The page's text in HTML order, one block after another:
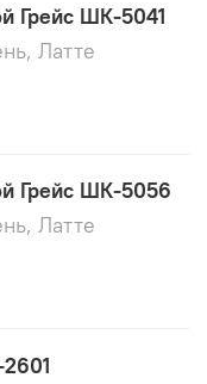
Грейс ШК-5041
Латте
Грейс ШК-5056
Латте